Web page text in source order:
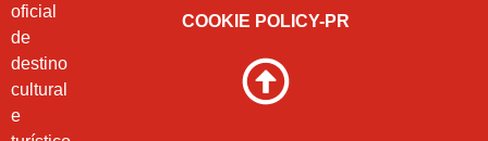
oficial
de
destino
cultural
e
COOKIE POLICY-PR